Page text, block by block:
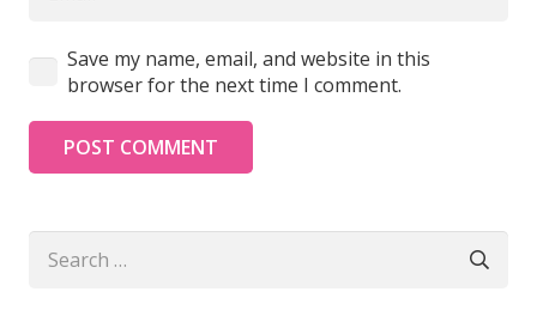
Save my name, email, and website in this
browser for the next time I comment.
POST COMMENT
Search